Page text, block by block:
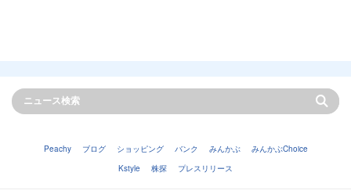
Peachy ブログ ショッピング バンク みんかぶ
みんかぶChoice
Kstyle
株探 プレスリリース